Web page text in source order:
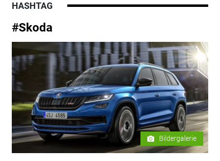
HASHTAG
#Skoda
Bildergalerie